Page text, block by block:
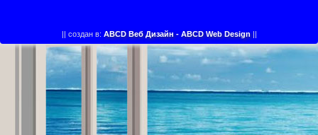
|| создан в: ABCD Веб Дизайн - ABCD Web Design||